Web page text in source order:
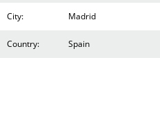
City: Madrid
Country: Spain